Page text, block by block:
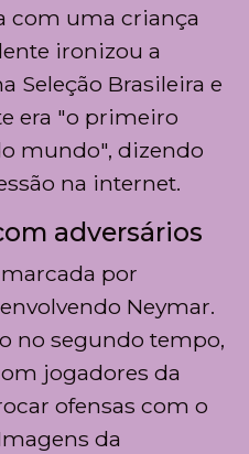
com uma criança
ironizou a
Seleção Brasileira e
era "o primeiro
mundo", dizendo
na internet.
adversários
por
Neymar.
no segundo tempo,
jogadores da
ofensas com o
da